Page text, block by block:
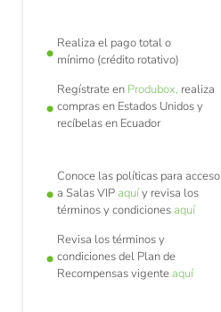
Realiza el pago total o
mínimo (crédito rotativo)
Regístrate en Produbox, realiza
compras en Estados Unidos y
recíbelas en Ecuador
Conoce las políticas para acceso
a Salas VIPaquíy revisa los
términos y condicionesaquí
Revisa los términos y
condiciones del Plan de
Recompensas vigenteaquí